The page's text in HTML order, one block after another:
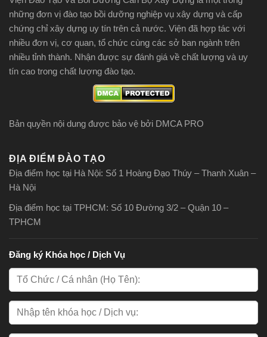
những đơn vị đào tạo bồi dưỡng nghiệp vụ xây dựng và cấp
chứng chỉ xây dựng uy tín trên cả nước. Viện đã hợp tác với
nhiều đơn vị, cơ quan, tổ chức cùng các sở ban ngành trên
nhiều tỉnh thành. Nhận được sự đánh giá về chất lượng và uy
tín cao trong chất lượng đào tạo.
Bản quyền nội dung được bảo vệ bởi DMCA PRO
ĐỊA ĐIỂM ĐÀO TẠO
Địa điểm học tại Hà Nội: Số 1 Hoàng Đạo Thúy – Thanh Xuân –
Hà Nội
Địa điểm học tại TPHCM: Số 10 Đường 3/2 – Quận 10 –
TPHCM
Đăng ký Khóa học / Dịch Vụ